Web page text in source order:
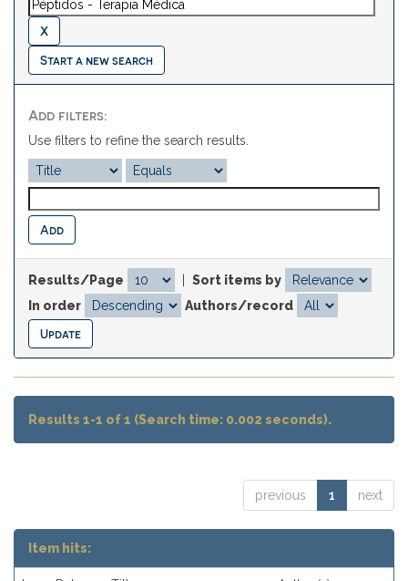
Start a new search
Add filters:
Use filters to refine the search results.
Results/Page
Sort items by
In order
Authors/record
Results 1-1 of 1 (Search time: 0.002 seconds).
previous 1 next
Item hits: